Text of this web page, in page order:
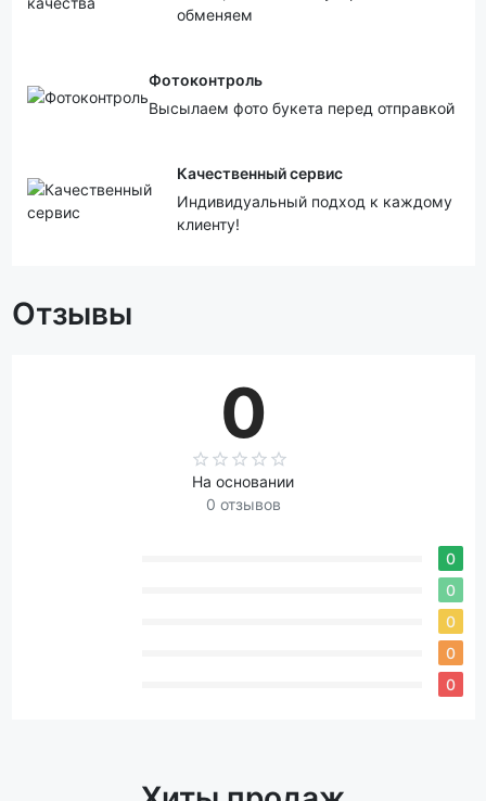
обменяем
Фотоконтроль
Высылаем фото букета перед отправкой
Качественный сервис
Индивидуальный подход к каждому
клиенту!
Отзывы
0
На основании
0 отзывов
0
0
0
0
0